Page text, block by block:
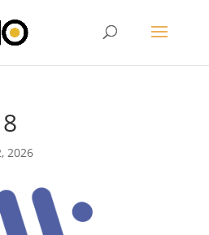
2026